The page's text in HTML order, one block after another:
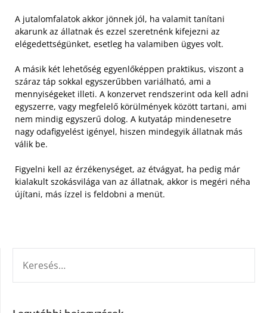
A jutalomfalatok akkor jönnek jól, ha valamit tanítani
akarunk az állatnak és ezzel szeretnénk kifejezni az
elégedettségünket, esetleg ha valamiben ügyes volt.
A másik két lehetőség egyenlőképpen praktikus, viszont a
száraz táp sokkal egyszerűbben variálható, ami a
mennyiségeket illeti. A konzervet rendszerint oda kell adni
egyszerre, vagy megfelelő körülmények között tartani, ami
nem mindig egyszerű dolog. A kutyatáp mindenesetre
nagy odafigyelést igényel, hiszen mindegyik állatnak más
válik be.
Figyelni kell az érzékenységet, az étvágyat, ha pedig már
kialakult szokásvilága van az állatnak, akkor is megéri néha
újítani, más ízzel is feldobni a menüt.